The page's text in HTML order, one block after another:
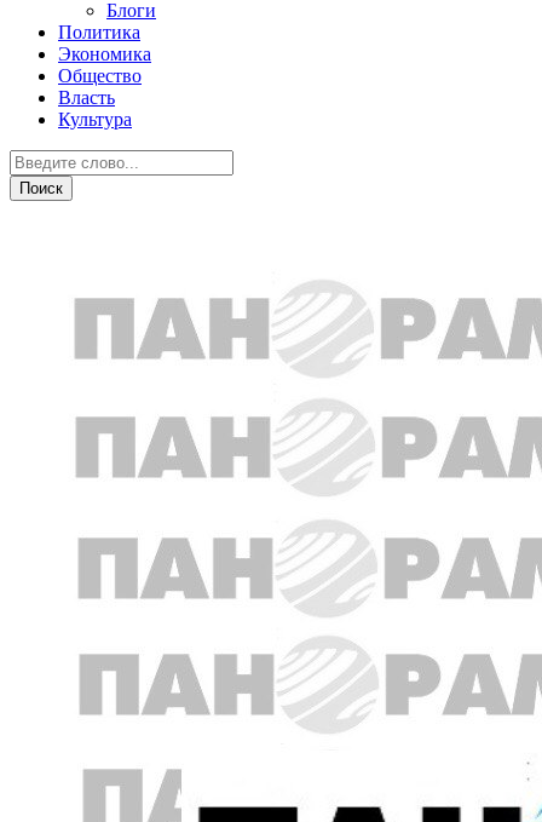
Блоги
Политика
Экономика
Общество
Власть
Культура